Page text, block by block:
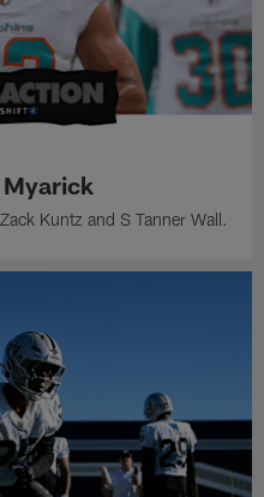
Myarick
Kuntz and S Tanner Wall.